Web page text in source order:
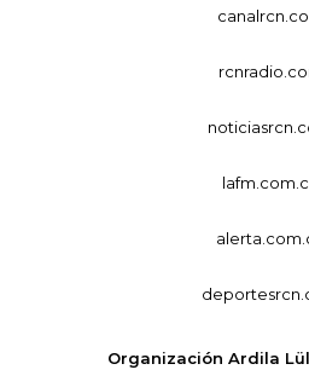
Organización Ardila